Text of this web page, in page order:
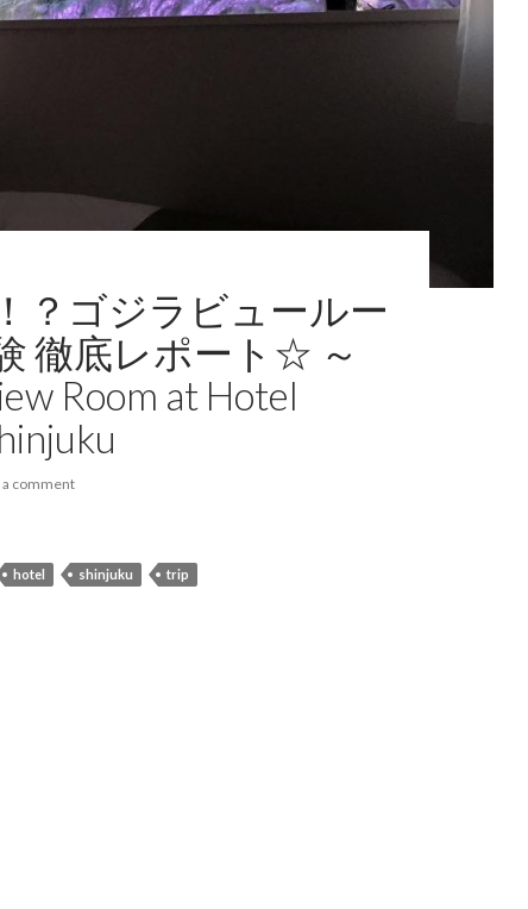
？ゴジラビュールー
徹底レポート☆ ～
Room at Hotel
a comment
hotel shinjuku trip